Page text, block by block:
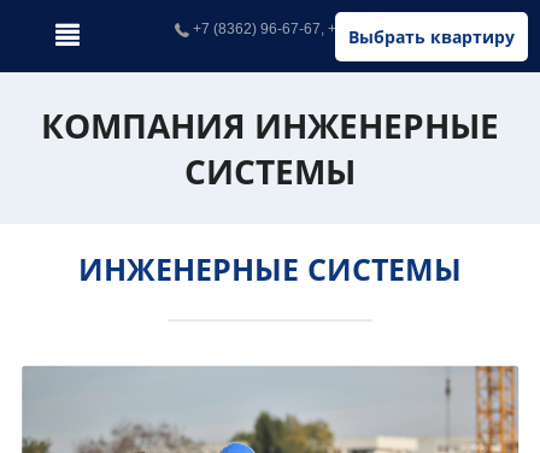
Выбрать квартиру
+7 (8362) 96-67-67, +7 (902) 326-67-67
КОМПАНИЯ ИНЖЕНЕРНЫЕ
СИСТЕМЫ
ИНЖЕНЕРНЫЕ СИСТЕМЫ